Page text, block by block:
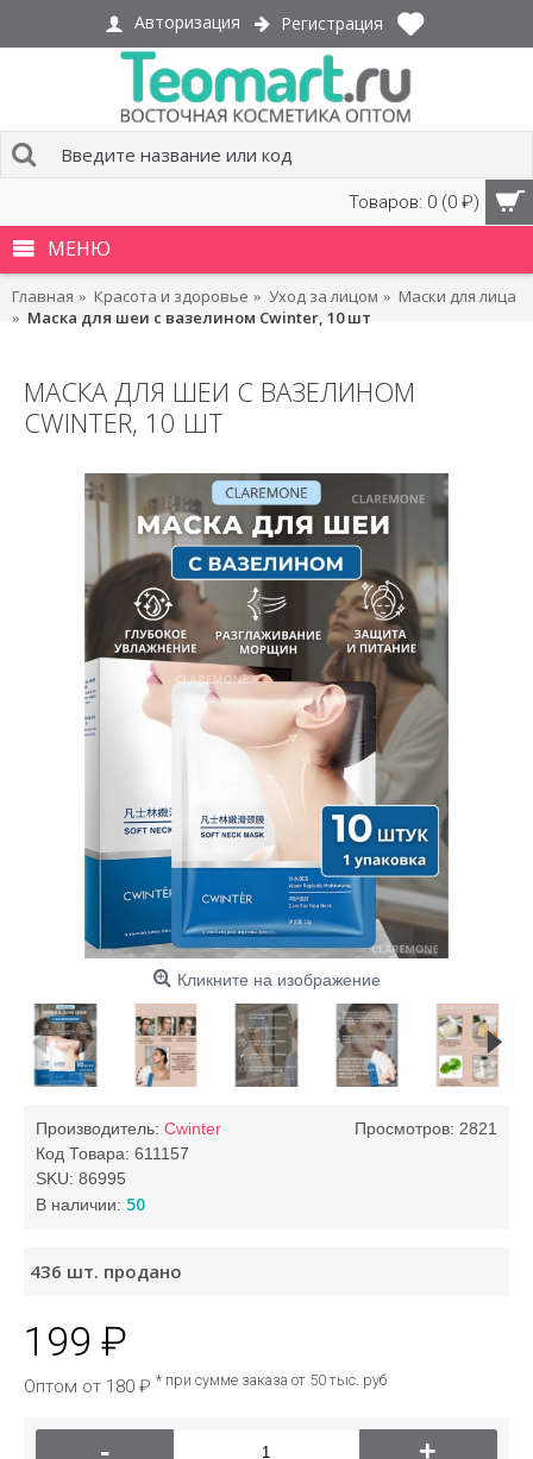
Авторизация Регистрация
Товаров: 0 (0 ₽)
МЕНЮ
Главная Красота и здоровье Уход за лицом
Маски для лица
Маска для шеи с вазелином Cwinter, 10 шт
МАСКА ДЛЯ ШЕИ С ВАЗЕЛИНОМ
CWINTER, 10 ШТ
Кликните на изображение
Просмотров: 2821
Производитель: Cwinter
Код Товара: 611157
SKU: 86995
В наличии: 50
436 шт. продано
199 ₽
Оптом от 180 ₽ * при сумме заказа от 50 тыс. руб
- +